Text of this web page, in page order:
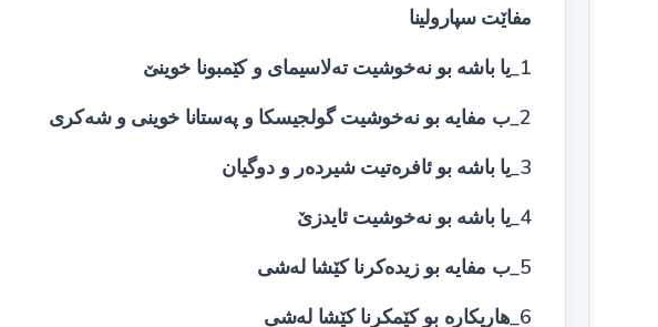
مفاێت سپارولینا
1_یا باشە بو نەخوشیت تەلاسیمای و کێمبونا خوینێ
2_ب مفایە بو نەخوشیت گولجیسکا و پەستانا خوینی و شەکری
3_یا باشە بو ئافرەتیت شیردەر و دوگیان
4_یا باشە بو نەخوشیت ئایدزێ
5_ب مفایە بو زیدەکرنا کێشا لەشی
6_هاریکارە بو کێمکرنا کێشا لەشی